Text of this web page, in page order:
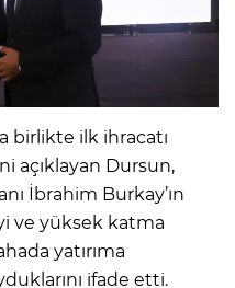
birlikte ilk ihracatı
açıklayan Dursun,
İbrahim Burkay’ın
ve yüksek katma
yatırıma
ifade etti.